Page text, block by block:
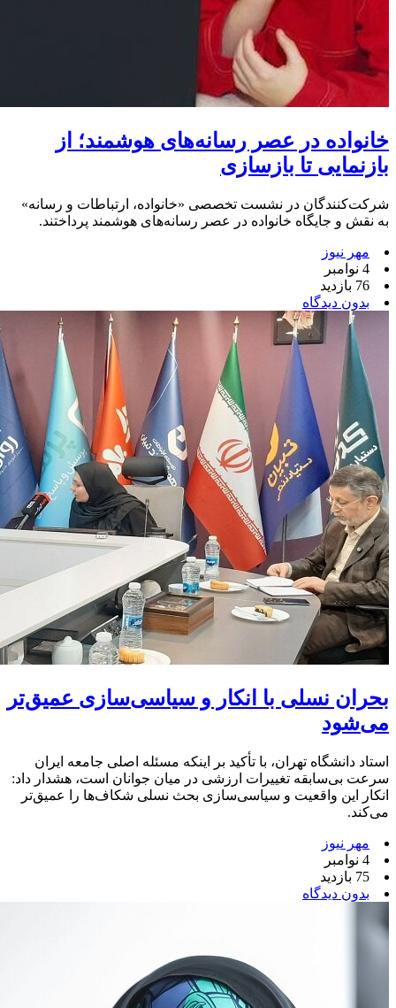
خانواده در عصر رسانه‌های هوشمند؛ از
بازنمایی تا بازسازی
شرکت‌کنندگان در نشست تخصصی «خانواده، ارتباطات و رسانه»
به نقش و جایگاه خانواده در عصر رسانه‌های هوشمند پرداختند.
مهر نیوز
4 نوامبر
76 بازدید
بدون دیدگاه
بحران نسلی با انکار و سیاسی‌سازی عمیق‌تر
می‌شود
استاد دانشگاه تهران، با تأکید بر اینکه مسئله اصلی جامعه ایران
سرعت بی‌سابقه تغییرات ارزشی در میان جوانان است، هشدار داد:
انکار این واقعیت و سیاسی‌سازی بحث نسلی شکاف‌ها را عمیق‌تر
می‌کند.
مهر نیوز
4 نوامبر
75 بازدید
بدون دیدگاه